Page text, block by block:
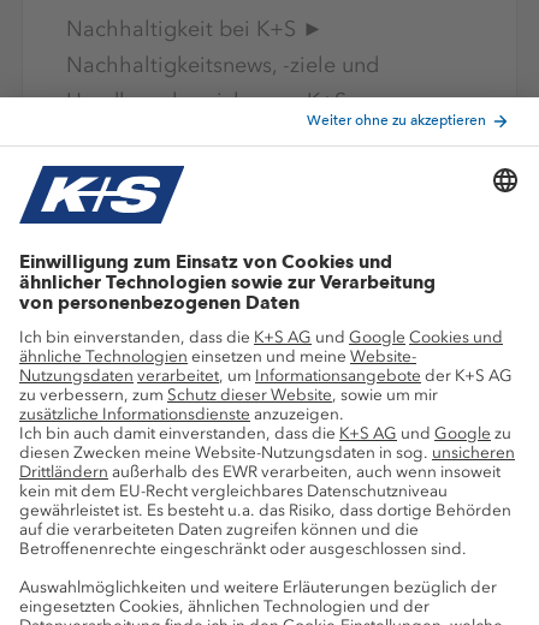
Nachhaltigkeit bei K+S ►
Nachhaltigkeitsnews, -ziele und
Handlungsbereiche von K+S
Mehr lesen